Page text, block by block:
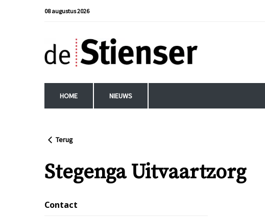
08 augustus 2026
HOME NIEUWS
Terug
Stegenga Uitvaartzorg
Contact